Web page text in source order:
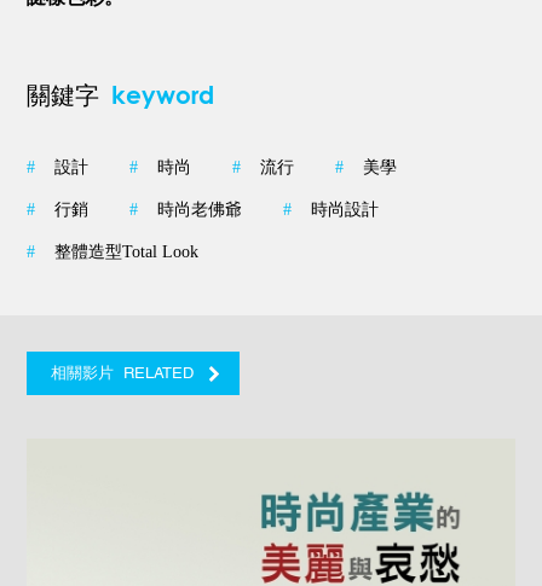
關鍵字 keyword
# 設計 # 時尚 # 流行 # 美學
# 行銷 # 時尚老佛爺 # 時尚設計
# 整體造型Total Look
相關影片 RELATED